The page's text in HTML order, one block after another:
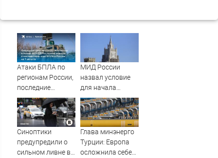
Атаки БПЛА по
регионам России,
последние
новости на 7
августа 2026:
последствия,
атаки на склады
МИД России
назвал условие
для начала
переговоров о
мире с Украиной
Синоптики
предупредили о
сильном ливне в
Глава минэнерго
Турции: Европа
осложнила себе